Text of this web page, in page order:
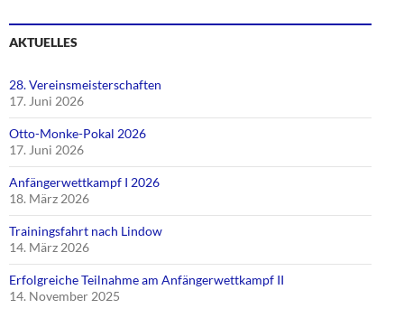
AKTUELLES
28. Vereinsmeisterschaften
17. Juni 2026
Otto-Monke-Pokal 2026
17. Juni 2026
Anfängerwettkampf I 2026
18. März 2026
Trainingsfahrt nach Lindow
14. März 2026
Erfolgreiche Teilnahme am Anfängerwettkampf II
14. November 2025